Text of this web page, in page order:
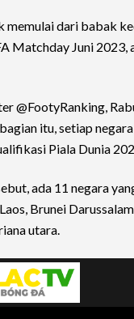
memulai dari babak
Matchday Juni 2023,
@FootyRanking,
itu, setiap
Piala Dunia
ada 11 negara
Brunei
utara.